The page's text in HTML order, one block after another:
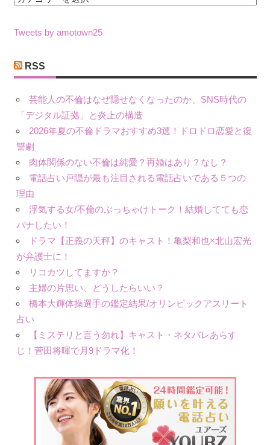
ゴ
ー
Tweets by amotown25
RSS
芸能人の不倫はなぜ隠せなくなったのか、SNS時代の
「デジタル証拠」と炎上の構造
2026年夏の不倫ドラマおすすめ3選！ドロドロ恋愛と復
讐劇
肉体関係のない不倫は純愛？再婚はあり？なし？
電話占い戸隠が最も注目される電話占いである５つの
理由
浮気する女/不倫のぶっちゃけトーク！結婚してても恋
バナしたい！
ドラマ【正義の天秤】のキャスト！亀梨和也×北山宏光
が弁護士に！
リコカツしてますか？
主婦の片思い、どうしたらいい？
橋本大輝体操選手の鑑定結果/オリンピックアスリート
占い
【ミステリと言う勿れ】キャスト・ネタバレあらす
じ！菅田将暉で月9ドラマ化！